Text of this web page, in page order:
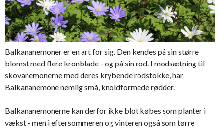
Balkananemoner er en art for sig. Den kendes på sin større
blomst med flere kronblade - og på sin rod. I modsætning til
skovanemonerne med deres krybende rodstokke, har
Balkananemone nemlig små, knoldformede rødder.
Balkananemonerne kan derfor ikke blot købes som planter i
vækst - men i eftersommeren og vinteren også som tørre